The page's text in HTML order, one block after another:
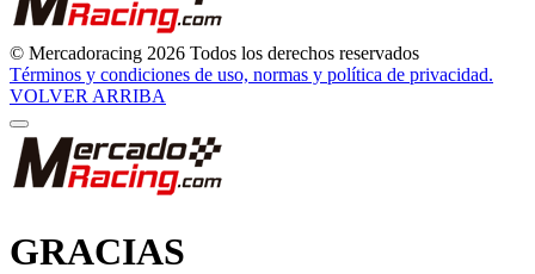
© Mercadoracing 2026 Todos los derechos reservados
Términos y condiciones de uso, normas y política de privacidad.
VOLVER ARRIBA
GRACIAS